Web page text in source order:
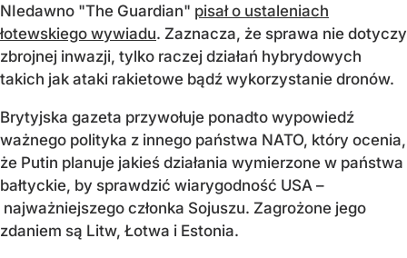
NIedawno "The Guardian" pisał o ustaleniach
łotewskiego wywiadu. Zaznacza, że sprawa nie dotyczy
zbrojnej inwazji, tylko raczej działań hybrydowych
takich jak ataki rakietowe bądź wykorzystanie dronów.
Brytyjska gazeta przywołuje ponadto wypowiedź
ważnego polityka z innego państwa NATO, który ocenia,
że Putin planuje jakieś działania wymierzone w państwa
bałtyckie, by sprawdzić wiarygodność USA –
najważniejszego członka Sojuszu. Zagrożone jego
zdaniem są Litw, Łotwa i Estonia.